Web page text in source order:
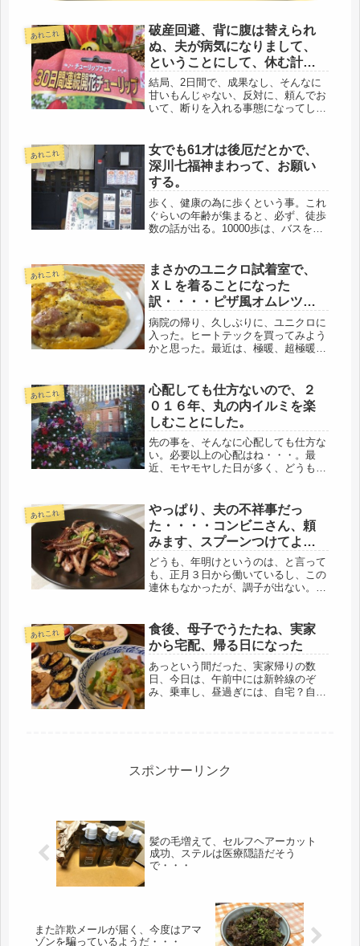
あれこれ
破産回避、背に腹は替えられ
ぬ、夫が病気になりまして、
ということにして、休む計
画、
結局、2日間で、成果なし、そんなに
甘いもんじゃない、反対に、頼んでお
いて、断りを入れる事態になってしま
は、ないのか」‥(ｰ ｰ;)あれば、苦労
はしない、頭、オカシイんじ...
あれこれ
女でも61才は後厄だとかで、
深川七福神まわって、お願い
する。
歩く、健康の為に歩くという事。これ
ぐらいの年齢が集まると、必ず、徒歩
数の話が出る。10000歩は、バスを止
家に居ることも多く、人に言えない位
少ないけど、通勤中でも、...
あれこれ
まさかのユニクロ試着室で、
ＸＬを着ることになった
訳・・・・ピザ風オムレツの
朝ごはん。
病院の帰り、久しぶりに、ユニクロに
入った。ヒートテックを買ってみよう
かと思った。最近は、極暖、超極暖と
バセドウ病を発病しているとは、つゆ
知らず、とんでもない汗かきになるも
の...
あれこれ
心配しても仕方ないので、２
０１６年、丸の内イルミを楽
しむことにした。
先の事を、そんなに心配しても仕方な
い。必要以上の心配はね・・・。最
近、モヤモヤした日が多く、どうもス
トなのは苦手だ。それで、出勤の電車
の中で考えた・・・今日は、朝からの
シフ...
あれこれ
やっぱり、夫の不祥事だっ
た・・・・コンビニさん、頼
みます、スプーンつけてよね
(・_・;)
どうも、年明けというのは、と言って
も、正月３日から働いているし、この
連休もなかったが、調子が出ない。毎
毎日の日常生活で出来ない事ができる
だろう。行けてない場所や、トライし
て...
あれこれ
食後、母子でうたたね、実家
から宅配、帰る日になった
あっという間だった、実家帰りの数
日、今日は、午前中には新幹線のぞ
み、乗車し、昼過ぎには、自宅？自分
スポンサーリンク
髪の毛増えて、セルフヘアーカット
成功、ステルは医療隠語だそう
で・・・
また詐欺メールが届く、今度はアマ
ゾンを騙っているようだ・・・